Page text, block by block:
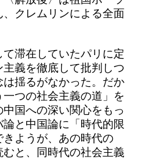
クレムリンによる全面
滞在していたパリに定
義を徹底して批判しつ
揺るがなかった。だか
つの社会主義の道」を
国への深い関心をもっ
と中国論に「時代的限
ようが、あの時代の
むと、同時代の社会主義